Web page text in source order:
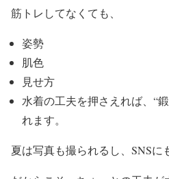
筋トレしてなくても、
姿勢
肌色
見せ方
水着の工夫を押さえれば、“
れます。
夏は写真も撮られるし、SNSに